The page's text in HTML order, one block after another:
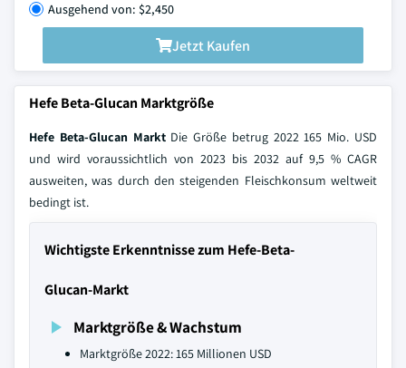
Ausgehend von: $2,450
Jetzt Kaufen
Hefe Beta-Glucan Marktgröße
Hefe Beta-Glucan MarktDie Größe betrug 2022 165 Mio. USD
und wird voraussichtlich von 2023 bis 2032 auf 9,5 % CAGR
ausweiten, was durch den steigenden Fleischkonsum weltweit
bedingt ist.
Wichtigste Erkenntnisse zum Hefe-Beta-
Glucan-Markt
Marktgröße & Wachstum
Marktgröße 2022: 165 Millionen USD